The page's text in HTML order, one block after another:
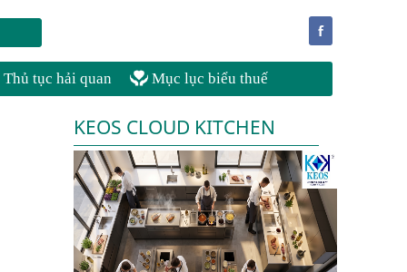
f
Thủ tục hải quan Mục lục biểu thuế
KEOS CLOUD KITCHEN